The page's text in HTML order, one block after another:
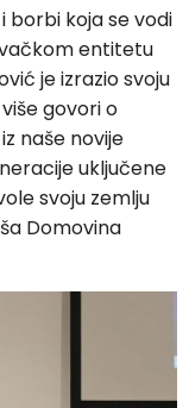
koja se vodi
entitetu
je izrazio svoju
govori o
naše novije
uključene
svoju zemlju
Domovina